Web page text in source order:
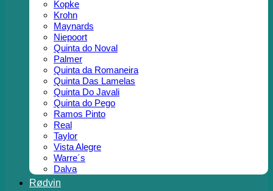
Kopke
Krohn
Maynards
Niepoort
Quinta do Noval
Palmer
Quinta da Romaneira
Quinta Das Lamelas
Quinta Do Javali
Quinta do Pego
Ramos Pinto
Real
Taylor
Vista Alegre
Warre´s
Dalva
Rødvin